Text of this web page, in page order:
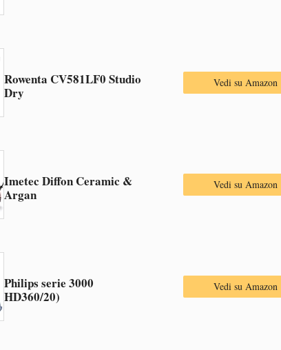
Rowenta CV581LF0 Studio
Dry
Vedi su Amazon
Imetec Diffon Ceramic &
Argan
Vedi su Amazon
Philips serie 3000
HD360/20)
Vedi su Amazon